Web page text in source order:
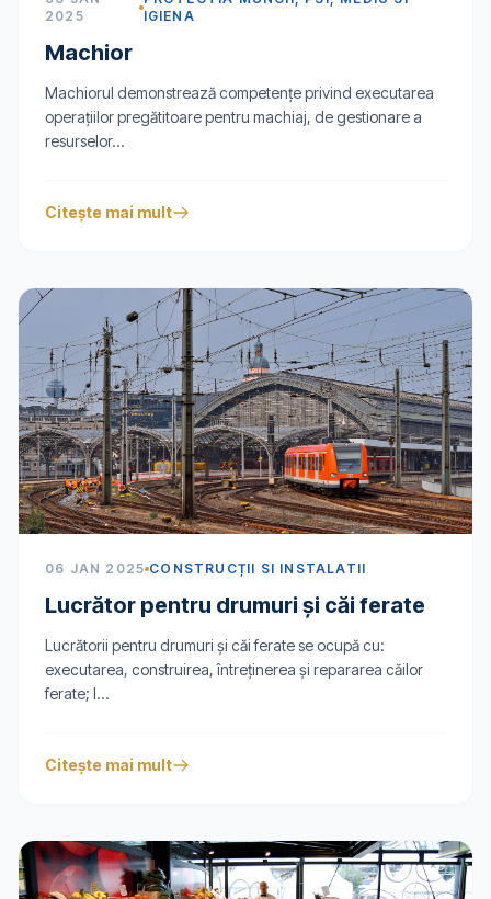
2025
IGIENA
Machior
Machiorul demonstrează competenţe privind executarea
operaţiilor pregătitoare pentru machiaj, de gestionare a
resurselor...
Citește mai mult
06 JAN 2025 CONSTRUCȚII SI INSTALATII
Lucrător pentru drumuri şi căi ferate
Lucrătorii pentru drumuri și căi ferate se ocupă cu:
executarea, construirea, întreţinerea şi repararea căilor
ferate; l...
Citește mai mult